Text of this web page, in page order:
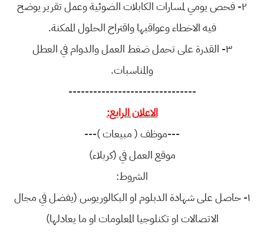
٢- فحص يومي لمسارات الكابلات الضوئية وعمل تقرير يوضح
فيه الاخطاء وعواقبها واقتراح الحلول الممكنة.
٣- القدرة على تحمل ضغط العمل والدوام في العطل
والمناسبات.
-------------------------------
الاعلان الرابع:
---موظف ( مبيعات )---
موقع العمل في (كربلاء)
الشروط:
١- حاصل على شهادة الدبلوم او البكالوريوس (يفضل في مجال
الاتصالات او تكنلوجيا المعلومات او ما يعادلها)